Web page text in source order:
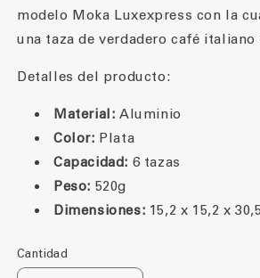
modelo Moka Luxexpress con la
una taza de verdadero café italiano
Detalles del producto:
Material: Aluminio
Color: Plata
Capacidad: 6 tazas
Peso: 520g
Dimensiones: 15,2 x 15,2 x
Cantidad